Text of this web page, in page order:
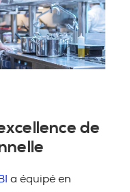
de
a équipé en